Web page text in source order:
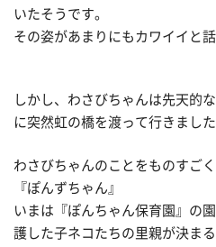
いたそうです。
その姿があまりにもカワイイと
しかし、わさびちゃんは先天的
に突然虹の橋を渡って行きました
わさびちゃんのことをものすご
『ぽんずちゃん』
いまは『ぽんちゃん保育園』の
護した子ネコたちの里親が決ま